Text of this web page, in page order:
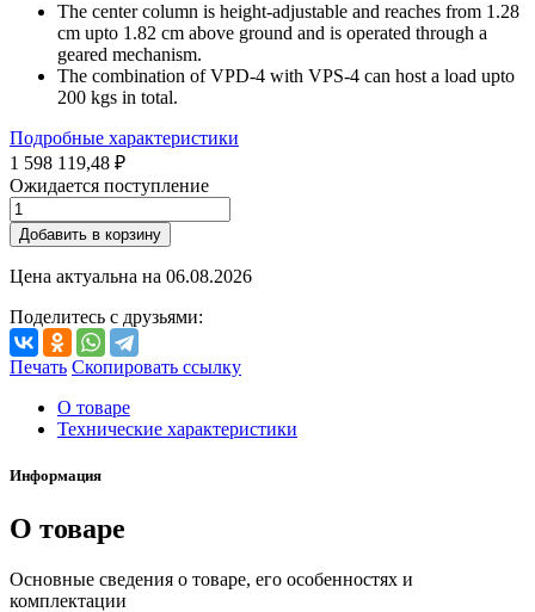
The center column is height-adjustable and reaches from 1.28
cm upto 1.82 cm above ground and is operated through a
geared mechanism.
The combination of VPD-4 with VPS-4 can host a load upto
200 kgs in total.
Подробные характеристики
1 598 119,48 ₽
Ожидается поступление
Добавить в корзину
Цена актуальна на 06.08.2026
Поделитесь с друзьями:
Печать Скопировать ссылку
О товаре
Технические характеристики
Информация
О товаре
Основные сведения о товаре, его особенностях и
комплектации